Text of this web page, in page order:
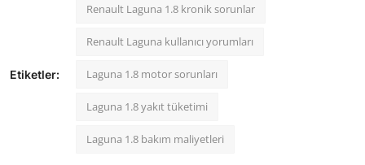
Etiketler:
Renault Laguna 1.8 kronik sorunlar
Renault Laguna kullanıcı yorumları
Laguna 1.8 motor sorunları
Laguna 1.8 yakıt tüketimi
Laguna 1.8 bakım maliyetleri